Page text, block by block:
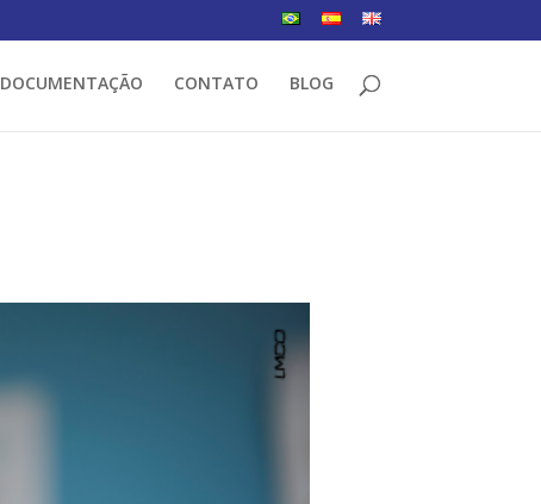
DOCUMENTAÇÃO CONTATO BLOG